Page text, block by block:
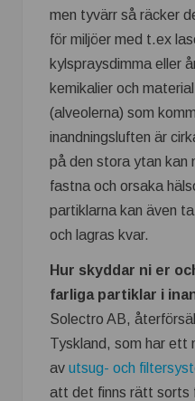
men tyvärr så räcker
för miljöer med t.ex
kylspraysdimma eller
kemikalier och
(alveolerna) som
inandningsluften är
på den stora ytan kan
fastna och orsaka
partiklarna kan även
och lagras kvar.
Hur skyddar ni er
farliga partiklar i
Solectro AB,
Tyskland, som har ett
av utsug- och
att det finns rätt sorts